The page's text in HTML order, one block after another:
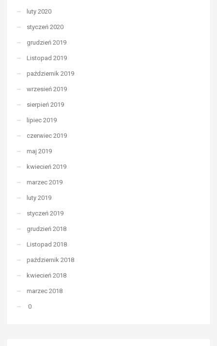
luty 2020
styczeń 2020
grudzień 2019
Listopad 2019
październik 2019
wrzesień 2019
sierpień 2019
lipiec 2019
czerwiec 2019
maj 2019
kwiecień 2019
marzec 2019
luty 2019
styczeń 2019
grudzień 2018
Listopad 2018
październik 2018
kwiecień 2018
marzec 2018
0